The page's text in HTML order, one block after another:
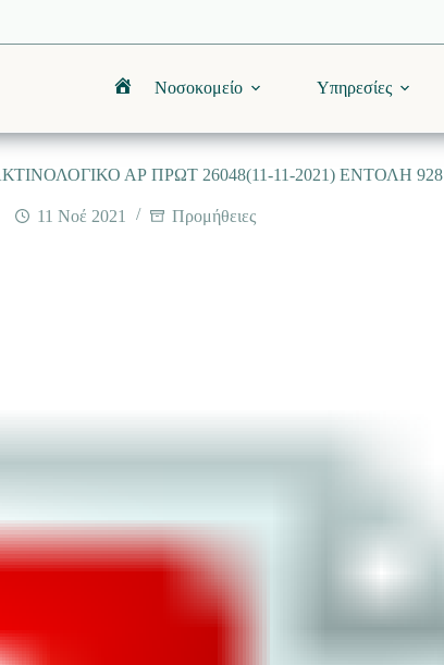
ΑρχικήΝοσοκομείο Υπηρεσίες
ΑΡ ΠΡΩΤ 26048(11-11-2021) ΕΝΤΟΛΗ 928
11 Νοέ 2021 Προμήθειες